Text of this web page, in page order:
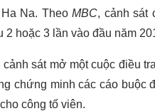
Na. Theo MBC, cảnh sát
hoặc 3 lần vào đầu năm
sát mở một cuộc điều
chứng minh các cáo buộc
công tố viên.